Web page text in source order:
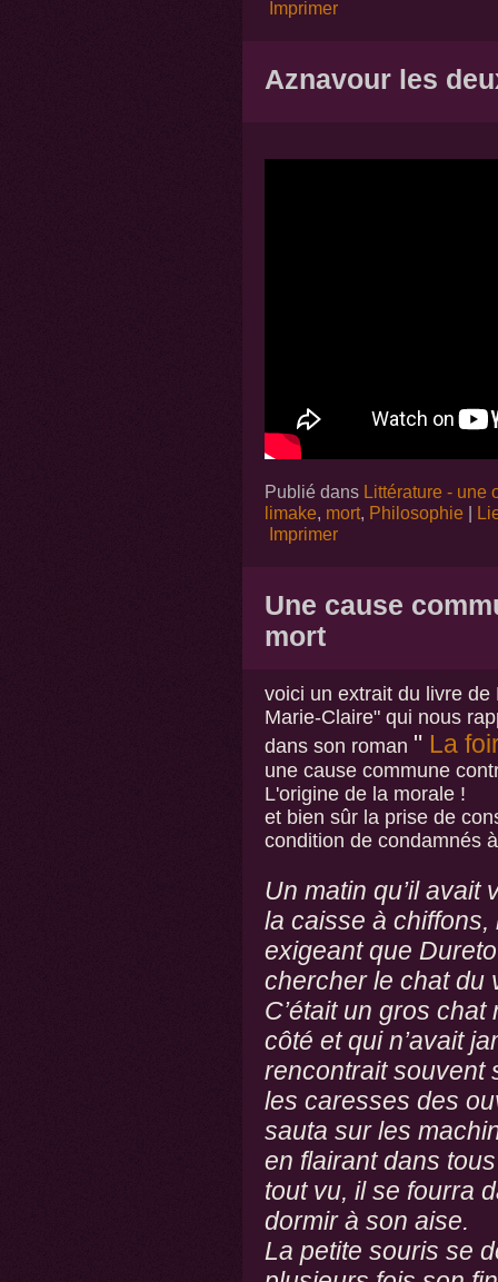
Imprimer
Aznavour les
Publié dans Littérature - une
limake, mort, Philosophie|
Imprimer
Une cause
mort
voici un extrait du livre
Marie-Claire" qui nous
dans son roman " La
une cause commune
L'origine de la morale !
et bien sûr la prise de
condition de condamnés
Un matin qu’il avait
la caisse à
exigeant que
chercher le chat du
C’était un gros chat
côté et qui n’avait
rencontrait souvent
les caresses des
sauta sur les
en flairant dans
tout vu, il se fourra
dormir à son aise.
La petite souris se